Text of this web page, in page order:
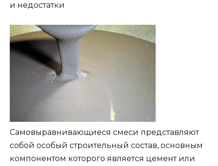
и недостатки
Самовыравнивающиеся смеси представляют
собой особый строительный состав, основным
компонентом которого является цемент или